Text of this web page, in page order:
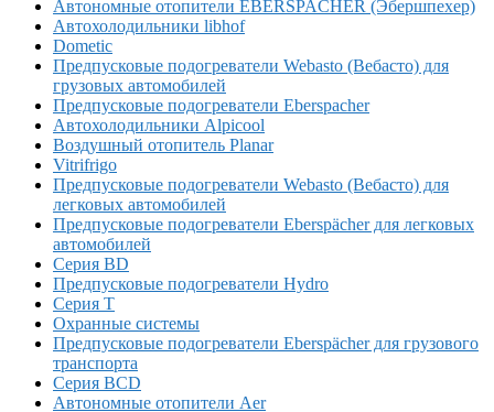
Автономные отопители EBERSPACHER (Эбершпехер)
Автохолодильники libhof
Dometic
Предпусковые подогреватели Webasto (Вебасто) для
грузовых автомобилей
Предпусковые подогреватели Eberspacher
Автохолодильники Alpicool
Воздушный отопитель Planar
Vitrifrigo
Предпусковые подогреватели Webasto (Вебасто) для
легковых автомобилей
Предпусковые подогреватели Eberspächer для легковых
автомобилей
Серия BD
Предпусковые подогреватели Hydro
Серия T
Охранные системы
Предпусковые подогреватели Eberspächer для грузового
транспорта
Серия BCD
Автономные отопители Аer